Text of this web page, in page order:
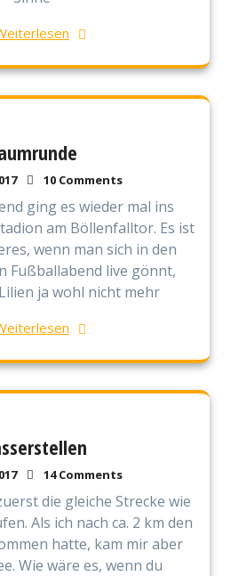
10 Comments
ging es wieder mal ins
am Böllenfalltor. Es ist
wenn man sich in den
Fußballabend live gönnt,
ja wohl nicht mehr
14 Comments
die gleiche Strecke wie
Als ich nach ca. 2 km den
hatte, kam mir aber
Wie wäre es, wenn du